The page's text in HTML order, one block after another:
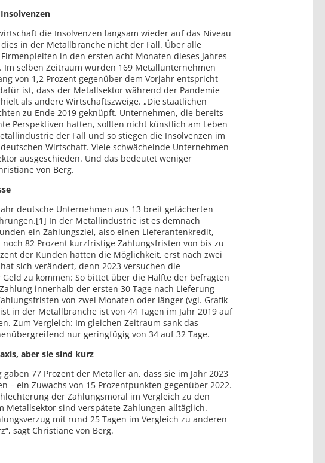
Insolvenzen
die Insolvenzen langsam wieder auf das Niveau
dies in der Metallbranche nicht der Fall. Über alle
in den ersten acht Monaten dieses Jahres
Im selben Zeitraum wurden 169 Metallunternehmen
von 1,2 Prozent gegenüber dem Vorjahr entspricht
ist, dass der Metallsektor während der Pandemie
als andere Wirtschaftszweige. „Die staatlichen
zu Ende 2019 geknüpft. Unternehmen, die bereits
Perspektiven hatten, sollten nicht künstlich am Leben
der Fall und so stiegen die Insolvenzen im
Wirtschaft. Viele schwächelnde Unternehmen
ausgeschieden. Und das bedeutet weniger
von Berg.
deutsche Unternehmen aus 13 breit gefächerten
In der Metallindustrie ist es demnach
ein Zahlungsziel, also einen Lieferantenkredit,
noch 82 Prozent kurzfristige Zahlungsfristen von bis zu
der Kunden hatten die Möglichkeit, erst nach zwei
sich verändert, denn 2023 versuchen die
zu kommen: So bittet über die Hälfte der befragten
innerhalb der ersten 30 Tage nach Lieferung
von zwei Monaten oder länger (vgl. Grafik
in der Metallbranche ist von 44 Tagen im Jahr 2019 auf
Zum Vergleich: Im gleichen Zeitraum sank das
nur geringfügig von 34 auf 32 Tage.
aber sie sind kurz
gaben 77 Prozent der Metaller an, dass sie im Jahr 2023
– ein Zuwachs von 15 Prozentpunkten gegenüber 2022.
der Zahlungsmoral im Vergleich zu den
Metallsektor sind verspätete Zahlungen alltäglich.
mit rund 25 Tagen im Vergleich zu anderen
sagt Christiane von Berg.